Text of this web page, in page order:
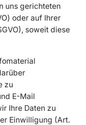
uns gerichteten
oder auf Ihrer
soweit diese
zu
E-Mail
Ihre Daten zu
Einwilligung (Art.